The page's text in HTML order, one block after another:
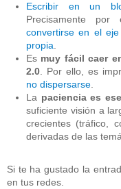
Escribir en un
Precisamente
convertirse en el
propia
Es muy fácil caer
2.0 . Por ello, es
no dispersarse
La paciencia es
suficiente visión a
crecientes (tráfico,
derivadas de las
Si te ha gustado la
en tus redes.